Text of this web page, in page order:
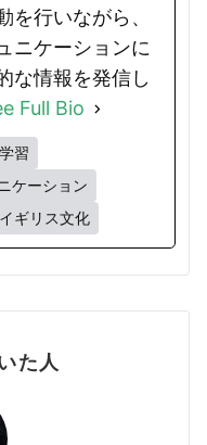
を行いながら、
ニケーションに
な情報を発信し
Full Bio
習
ケーション
イギリス文化
た人